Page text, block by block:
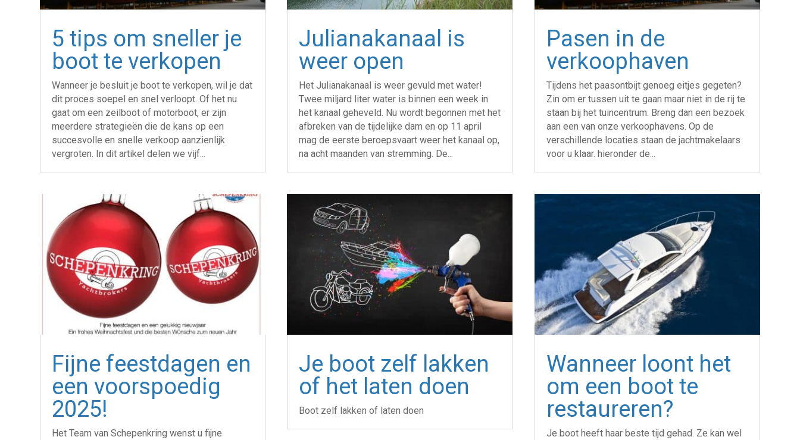
5 tips om sneller je
boot te verkopen
Wanneer je besluit je boot te verkopen, wil je dat
dit proces soepel en snel verloopt. Of het nu
gaat om een zeilboot of motorboot, er zijn
meerdere strategieën die de kans op een
succesvolle en snelle verkoop aanzienlijk
vergroten. In dit artikel delen we vijf...
Fijne feestdagen en
een voorspoedig
2025!
Het Team van Schepenkring wenst u fijne
Julianakanaal is
weer open
Het Julianakanaal is weer gevuld met water!
Twee miljard liter water is binnen een week in
het kanaal geheveld. Nu wordt begonnen met het
afbreken van de tijdelijke dam en op 11 april
mag de eerste beroepsvaart weer het kanaal op,
na acht maanden van stremming. De...
Je boot zelf lakken
of het laten doen
Boot zelf lakken of laten doen
Pasen in de
verkoophaven
Tijdens het paasontbijt genoeg eitjes gegeten?
Zin om er tussen uit te gaan maar niet in de rij te
staan bij het tuincentrum. Breng dan een bezoek
aan een van onze verkoophavens. Op de
verschillende locaties staan de jachtmakelaars
voor u klaar. hieronder de...
Wanneer loont het
om een boot te
restaureren?
Je boot heeft haar beste tijd gehad. Ze kan wel